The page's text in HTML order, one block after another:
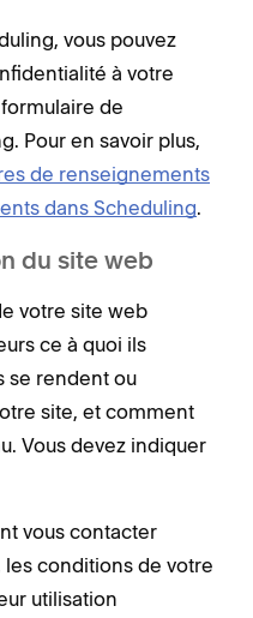
vous pouvez
à votre
de
Pour en savoir plus,
de renseignements
dans Scheduling.
du site web
votre site web
ce à quoi ils
se rendent ou
site, et comment
Vous devez indiquer
vous contacter
les conditions de votre
utilisation